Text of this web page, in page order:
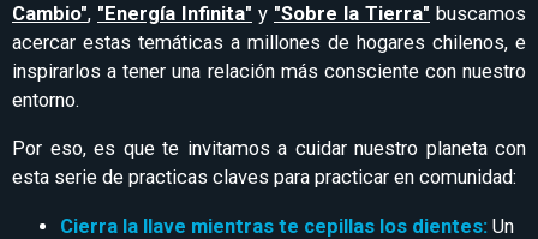
Cambio", "Energía Infinita" y "Sobre la Tierra" buscamos
acercar estas temáticas a millones de hogares chilenos, e
inspirarlos a tener una relación más consciente con nuestro
entorno.
Por eso, es que te invitamos a cuidar nuestro planeta con
esta serie de practicas claves para practicar en comunidad:
Cierra la llave mientras te cepillas los dientes: Un